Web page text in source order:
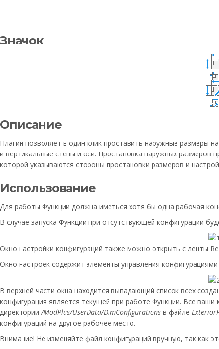
Значок
Описание
Плагин позволяет в один клик проставить наружные размеры
и вертикальные стены и оси. Простановка наружных размеров
которой указываются стороны простановки размеров и
Использование
Для работы Функции должна иметься хотя бы одна рабочая
В случае запуска Функции при отсутствующей конфигурации
Окно настройки конфигураций также можно открыть с ленты
Окно настроек содержит элементы управления
В верхней части окна находится выпадающий список всех
конфигурация является текущей при работе Функции. Все ваши
директории/ModPlus/UserData/DimConfigurations в файле
конфигураций на другое рабочее место.
Внимание! Не изменяйте файл конфигураций вручную, так как